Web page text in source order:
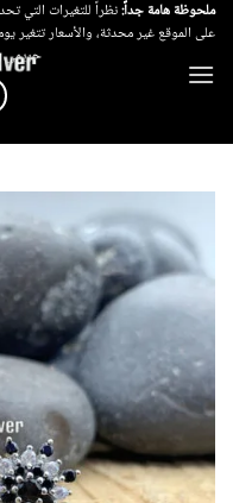
تخطي
للمحتوى
ملحوظة هامة جداً:نظراً للتغيرات التي
على الموقع غير محدثة، والأسعار تتغير
حريمي